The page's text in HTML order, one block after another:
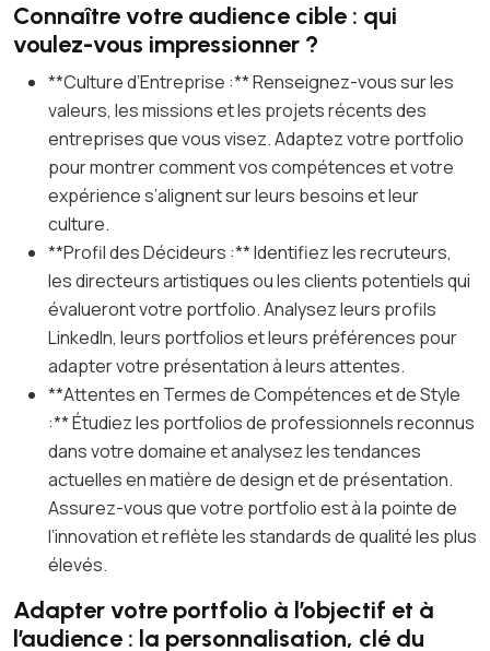
Connaître votre audience cible : qui
voulez-vous impressionner ?
**Culture d’Entreprise :** Renseignez-vous sur les
valeurs, les missions et les projets récents des
entreprises que vous visez. Adaptez votre portfolio
pour montrer comment vos compétences et votre
expérience s’alignent sur leurs besoins et leur
culture.
**Profil des Décideurs :** Identifiez les recruteurs,
les directeurs artistiques ou les clients potentiels qui
évalueront votre portfolio. Analysez leurs profils
LinkedIn, leurs portfolios et leurs préférences pour
adapter votre présentation à leurs attentes.
**Attentes en Termes de Compétences et de Style
:** Étudiez les portfolios de professionnels reconnus
dans votre domaine et analysez les tendances
actuelles en matière de design et de présentation.
Assurez-vous que votre portfolio est à la pointe de
l’innovation et reflète les standards de qualité les plus
élevés.
Adapter votre portfolio à l’objectif et à
l’audience : la personnalisation, clé du